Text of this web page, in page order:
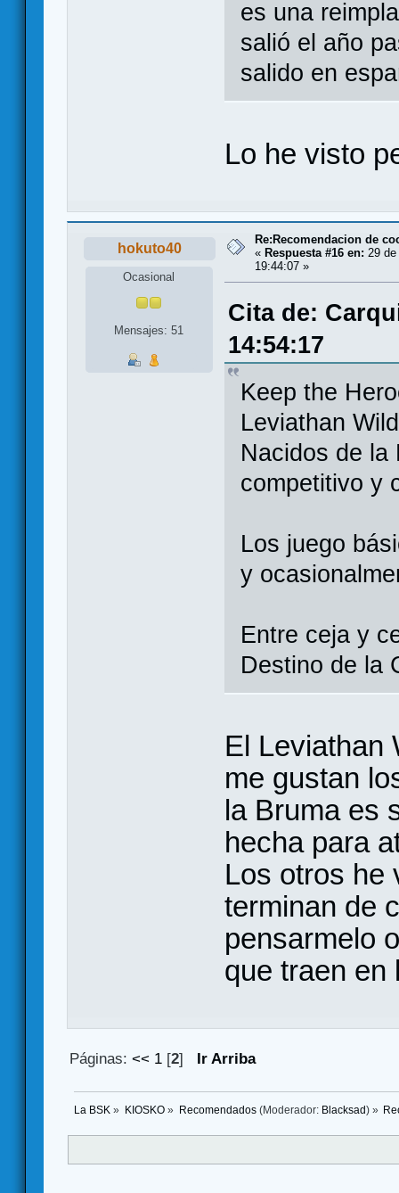
es una
salió el año
salido en
Lo he visto
hokuto40
Ocasional
Mensajes: 51
Re:Recomendacion de
« Respuesta #16 en: 29
19:44:07 »
Cita de:
14:54:17
Keep the
Leviathan
Nacidos de la
competitivo y
Los juego
y
Entre ceja y
Destino de la
El Leviathan
me gustan
la Bruma es
hecha para
Los otros he
terminan de
pensarmelo
que traen en
Páginas:<< 1 [2] Ir Arriba
La BSK » KIOSKO» Recomendados(Moderador: Blacksad ) »